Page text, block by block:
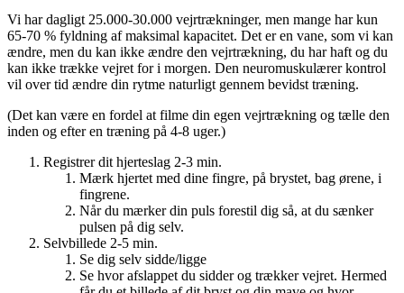
Vi har dagligt 25.000-30.000 vejrtrækninger, men mange har kun
65-70 % fyldning af maksimal kapacitet. Det er en vane, som vi kan
ændre, men du kan ikke ændre den vejrtrækning, du har haft og du
kan ikke trække vejret for i morgen. Den neuromuskulærer kontrol
vil over tid ændre din rytme naturligt gennem bevidst træning.
(Det kan være en fordel at filme din egen vejrtrækning og tælle den
inden og efter en træning på 4-8 uger.)
Registrer dit hjerteslag 2-3 min.
Mærk hjertet med dine fingre, på brystet, bag ørene, i
fingrene.
Når du mærker din puls forestil dig så, at du sænker
pulsen på dig selv.
Selvbillede 2-5 min.
Se dig selv sidde/ligge
Se hvor afslappet du sidder og trækker vejret. Hermed